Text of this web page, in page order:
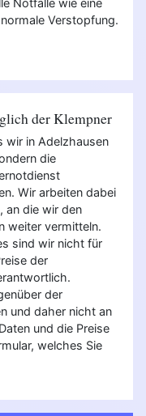
Notfälle wie eine
Verstopfung.
der Klempner
wir in Adelzhausen
die
Wir arbeiten dabei
an die wir den
weiter vermitteln.
sind wir nicht für
der
der
und daher nicht an
und die Preise
welches Sie